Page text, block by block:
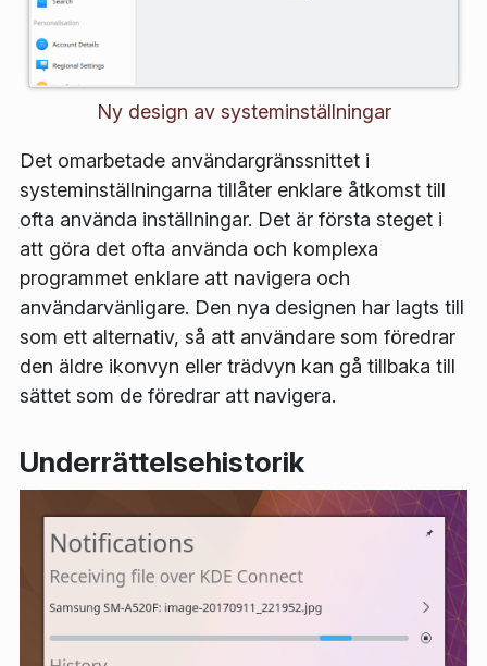
Ny design av systeminställningar
Det omarbetade användargränssnittet i
systeminställningarna tillåter enklare åtkomst till
ofta använda inställningar. Det är första steget i
att göra det ofta använda och komplexa
programmet enklare att navigera och
användarvänligare. Den nya designen har lagts till
som ett alternativ, så att användare som föredrar
den äldre ikonvyn eller trädvyn kan gå tillbaka till
sättet som de föredrar att navigera.
Underrättelsehistorik